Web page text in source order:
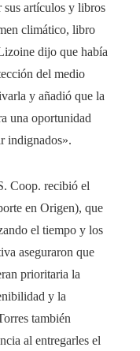
artículos y libros
climático, libro
dijo que había
del medio
y añadió que la
una oportunidad
indignados».
Coop. recibió el
en Origen), que
el tiempo y los
aseguraron que
prioritaria la
y la
también
al entregarles el